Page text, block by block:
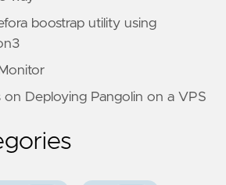
boostrap utility using
on Deploying Pangolin on a VPS